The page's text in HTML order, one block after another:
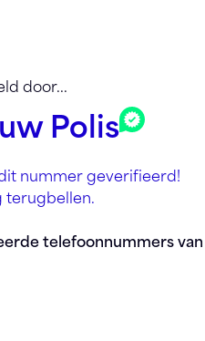
door...
Polis
nummer geverifieerd!
terugbellen.
telefoonnummers